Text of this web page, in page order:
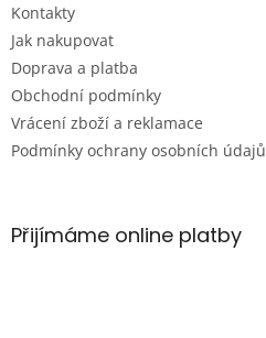
Kontakty
Jak nakupovat
Doprava a platba
Obchodní podmínky
Vrácení zboží a reklamace
Podmínky ochrany osobních údajů
Přijímáme online platby